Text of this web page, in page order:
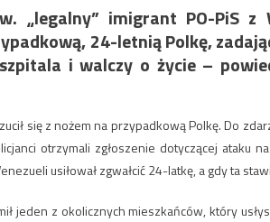
„legalny” imigrant PO-PiS z
24-letnią Polkę,
i walczy o życie –
się z nożem na przypadkową Polkę. Do
otrzymali zgłoszenie dotyczącej ataku
usiłował zgwałcić 24-latkę, a gdy ta
jeden z okolicznych mieszkańców, który